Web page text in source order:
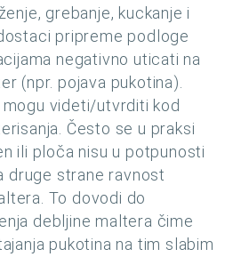
grebanje, kuckanje i
pripreme podloge
negativno uticati na
(npr. pojava pukotina).
videti/utvrditi kod
Često se u praksi
ili ploča nisu u potpunosti
druge strane ravnost
To dovodi do
debljine maltera čime
pukotina na tim slabim